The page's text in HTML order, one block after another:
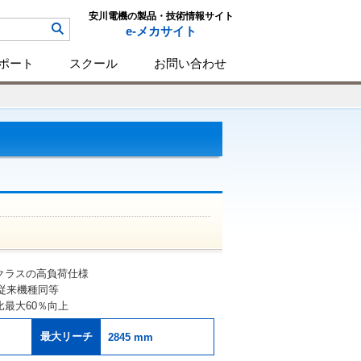
安川電機の製品・技術情報サイト
e-メカサイト
ート スクール お問い合わせ
ラスの高負荷仕様
来機種同等
最大60％向上
最大リーチ 2845 mm